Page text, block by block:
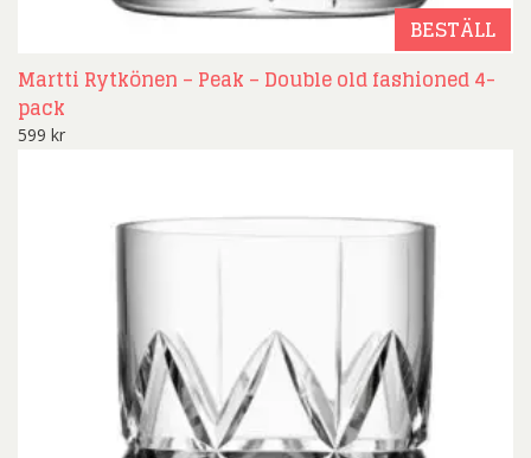
BESTÄLL
Martti Rytkönen – Peak – Double old fashioned 4-
pack
599 kr